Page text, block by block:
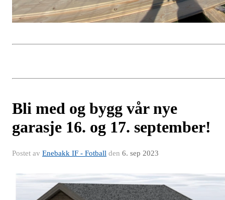
Bli med og bygg vår nye
garasje 16. og 17. september!
Postet av Enebakk IF - Fotball den 6. sep 2023